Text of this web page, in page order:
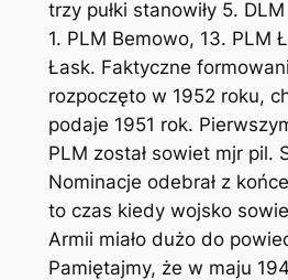
trzy pułki stanowiły 5.
1. PLM Bemowo, 13. PLM
Łask. Faktyczne
rozpoczęto w 1952 roku,
podaje 1951 rok.
PLM został sowiet mjr pil.
Nominacje odebrał z
to czas kiedy wojsko
Armii miało dużo do
Pamiętajmy, że w maju